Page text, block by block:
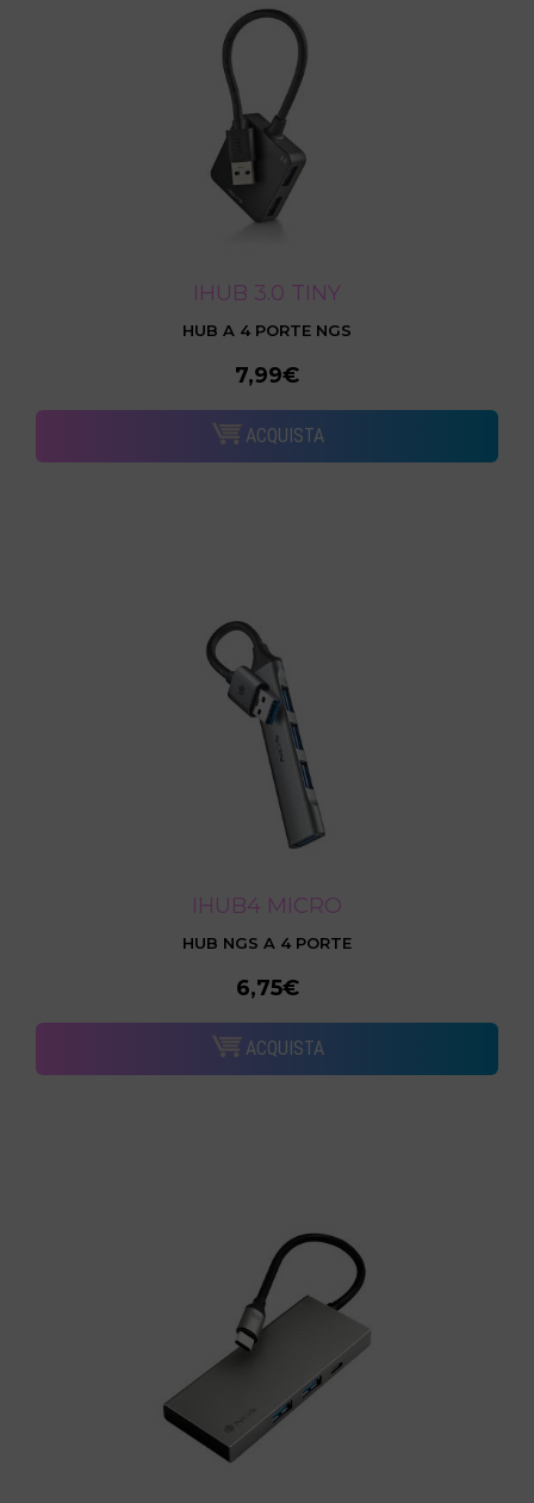
IHUB 3.0 TINY
HUB A 4 PORTE NGS
7,99€
ACQUISTA
IHUB4 MICRO
HUB NGS A 4 PORTE
6,75€
ACQUISTA